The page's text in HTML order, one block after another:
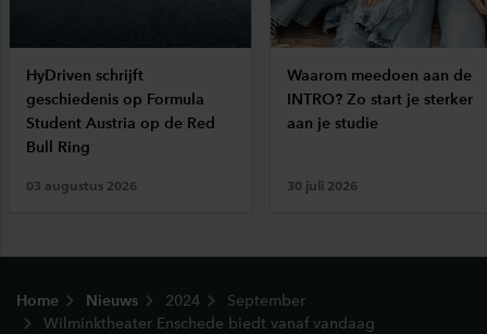
HyDriven schrijft
geschiedenis op Formula
Student Austria op de Red
Bull Ring
03 augustus 2026
Waarom meedoen aan de
INTRO? Zo start je sterker
aan je studie
30 juli 2026
Home Nieuws 2024
September
Wilminktheater Enschede biedt vanaf vandaag